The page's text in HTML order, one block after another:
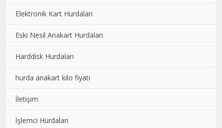
Elektronik Kart Hurdaları
Eski Nesil Anakart Hurdaları
Harddisk Hurdaları
hurda anakart kilo fiyatı
İletişim
İşlemci Hurdaları